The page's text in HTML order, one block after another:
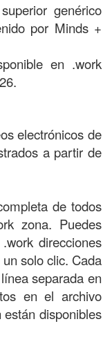
genérico
por Minds +
en .work
electrónicos de
a partir de
de todos
zona. Puedes
direcciones
solo clic. Cada
separada en
en el archivo
disponibles